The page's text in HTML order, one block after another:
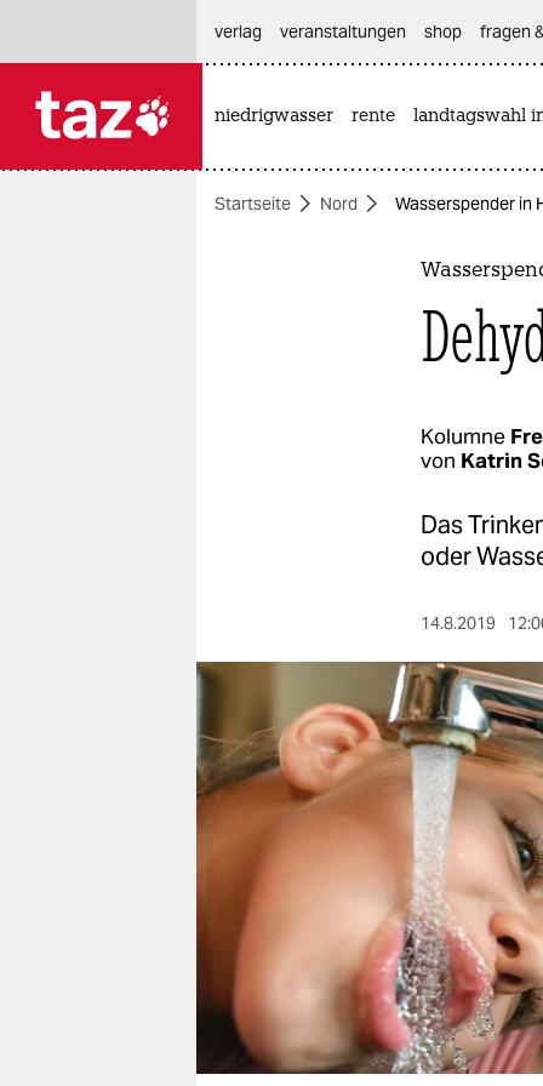
themen
wahrheit
verlag
veranstaltungen
unterstützen
abo
genossenschaft
verlag
veranstaltungen shop fragen
niedrigwasser rente landtagswahl
Startseite Nord Wasserspender in
Kolumne
von Katrin
Das
oder
14.8.2019